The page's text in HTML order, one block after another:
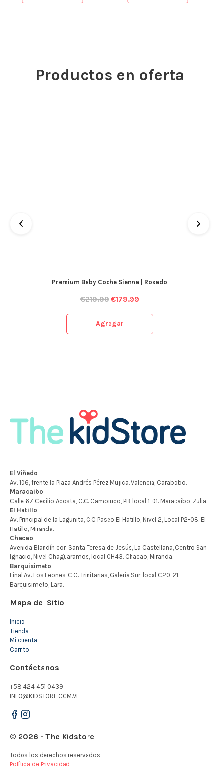
Productos en oferta
Premium Baby Coche Sienna | Rosado
€219.99 €179.99
Agregar
Mapa del Sitio
Inicio
Tienda
Mi cuenta
Carrito
Contáctanos
+58 424 451 0439
INFO@KIDSTORE.COM.VE
© 2026 - The Kidstore
Todos los derechos reservados
Política de Privacidad